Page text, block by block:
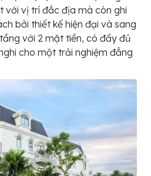
với vị trí đắc địa mà còn ghi
bởi thiết kế hiện đại và sang
với 2 mặt tiền, có đầy đủ
cho một trải nghiệm đẳng